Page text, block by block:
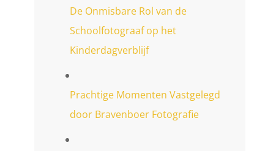
De Onmisbare Rol van de
Schoolfotograaf op het
Kinderdagverblijf
Prachtige Momenten Vastgelegd
door Bravenboer Fotografie